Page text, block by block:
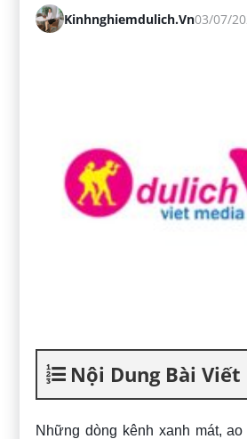
Kinhnghiemdulich.vn03/07/
Nội Dung Bài Viết
Những dòng kênh xanh mát,